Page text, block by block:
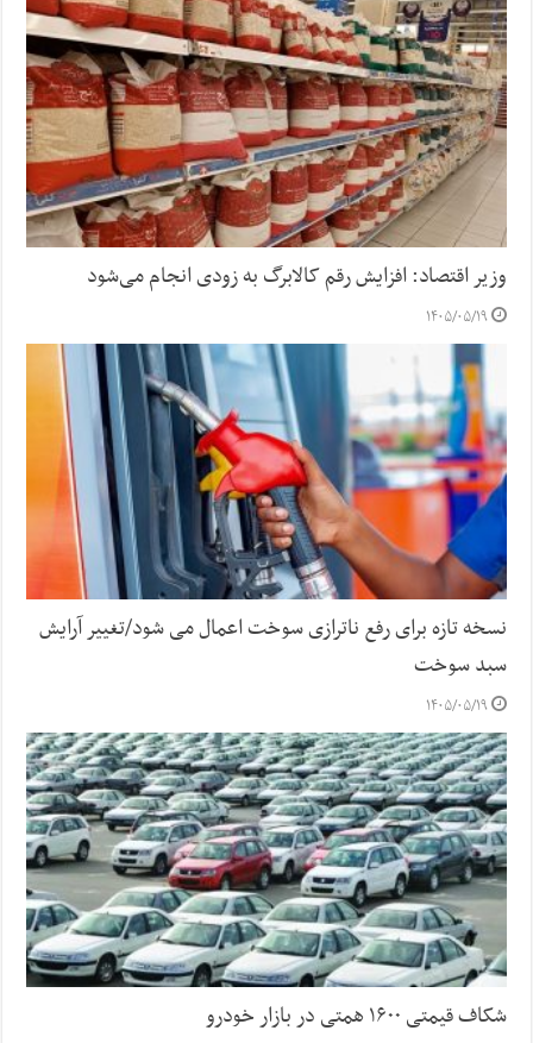
وزیر اقتصاد: افزایش رقم کالابرگ به زودی انجام می‌شود
۱۴۰۵/۰۵/۱۹
نسخه تازه برای رفع ناترازی سوخت اعمال می شود/تغییر آرایش
سبد سوخت
۱۴۰۵/۰۵/۱۹
شکاف قیمتی ۱۶۰۰ همتی در بازار خودرو